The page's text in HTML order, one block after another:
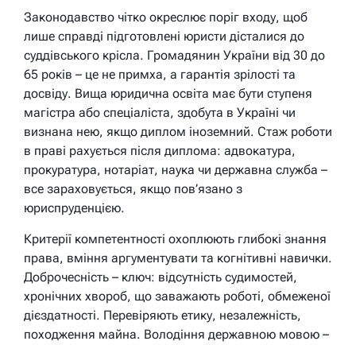
Законодавство чітко окреслює поріг входу, щоб
лише справді підготовлені юристи дісталися до
суддівського крісла. Громадянин України від 30 до
65 років – це не примха, а гарантія зрілості та
досвіду. Вища юридична освіта має бути ступеня
магістра або спеціаліста, здобута в Україні чи
визнана нею, якщо диплом іноземний. Стаж роботи
в праві рахується після диплома: адвокатура,
прокуратура, нотаріат, наука чи державна служба –
все зараховується, якщо пов’язано з
юриспруденцією.
Критерії компетентності охоплюють глибокі знання
права, вміння аргументувати та когнітивні навички.
Доброчесність – ключ: відсутність судимостей,
хронічних хвороб, що заважають роботі, обмеженої
дієздатності. Перевіряють етику, незалежність,
походження майна. Володіння державною мовою –